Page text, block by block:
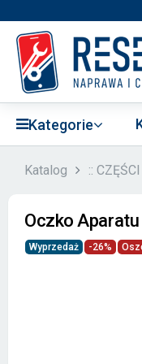
Kategorie
Katalog ::
Oczko
Wyprzedaż -26%